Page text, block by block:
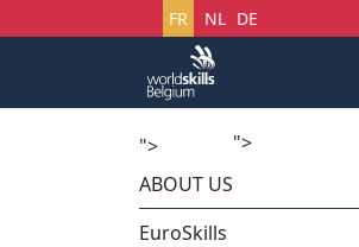
Sélectionnez votre langue
FR NL DE
">
">
ABOUT US
EuroSkills